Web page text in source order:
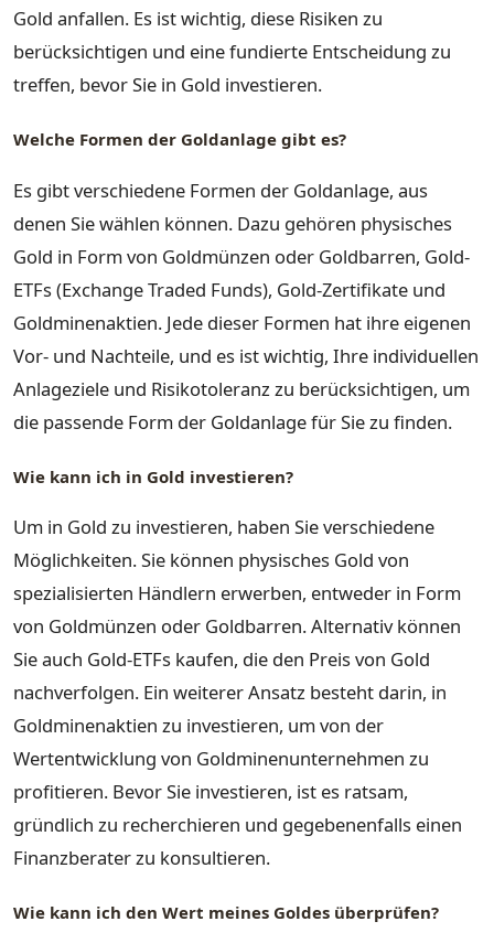
Gold anfallen. Es ist wichtig, diese Risiken zu
berücksichtigen und eine fundierte Entscheidung zu
treffen, bevor Sie in Gold investieren.
Welche Formen der Goldanlage gibt es?
Es gibt verschiedene Formen der Goldanlage, aus
denen Sie wählen können. Dazu gehören physisches
Gold in Form von Goldmünzen oder Goldbarren, Gold-
ETFs (Exchange Traded Funds), Gold-Zertifikate und
Goldminenaktien. Jede dieser Formen hat ihre eigenen
Vor- und Nachteile, und es ist wichtig, Ihre individuellen
Anlageziele und Risikotoleranz zu berücksichtigen, um
die passende Form der Goldanlage für Sie zu finden.
Wie kann ich in Gold investieren?
Um in Gold zu investieren, haben Sie verschiedene
Möglichkeiten. Sie können physisches Gold von
spezialisierten Händlern erwerben, entweder in Form
von Goldmünzen oder Goldbarren. Alternativ können
Sie auch Gold-ETFs kaufen, die den Preis von Gold
nachverfolgen. Ein weiterer Ansatz besteht darin, in
Goldminenaktien zu investieren, um von der
Wertentwicklung von Goldminenunternehmen zu
profitieren. Bevor Sie investieren, ist es ratsam,
gründlich zu recherchieren und gegebenenfalls einen
Finanzberater zu konsultieren.
Wie kann ich den Wert meines Goldes überprüfen?